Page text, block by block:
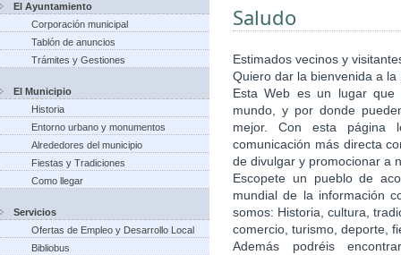
El Ayuntamiento
Corporación municipal
Tablón de anuncios
Trámites y Gestiones
El Municipio
Historia
Entorno urbano y monumentos
Alrededores del municipio
Fiestas y Tradiciones
Como llegar
Servicios
Ofertas de Empleo y Desarrollo Local
Bibliobus
Saludo
Estimados vecinos y
Quiero dar la bienvenida a
Esta Web es un lugar
mundo, y por donde
mejor. Con esta página
comunicación más directa
de divulgar y promocionar a
Escopete un pueblo de
mundial de la información
somos: Historia, cultura,
comercio, turismo, deporte,
Además podréis